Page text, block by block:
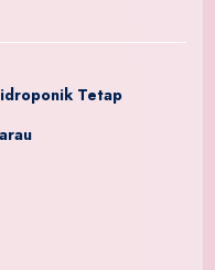
Tetap